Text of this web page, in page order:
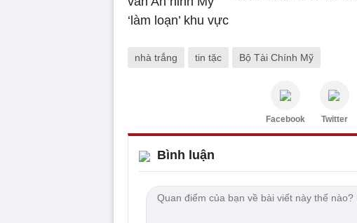
nhà trắng tin tặc Bộ Tài Chính Mỹ
Facebook Twitter
Bình luận